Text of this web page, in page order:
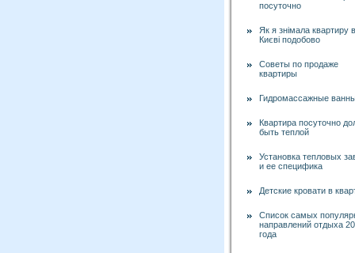
посуточно
Як я знімала квартиру в
Києві подобово
Советы по продаже
квартиры
Гидромассажные
Квартира посуточно
быть теплой
Установка тепловых
и ее специфика
Детские кровати в
Список самых
направлений отдыха
года